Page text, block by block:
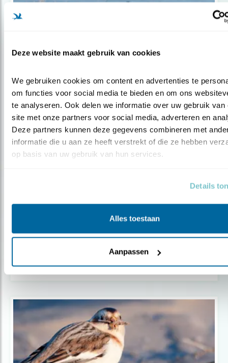
Deze website maakt gebruik van cookies
We gebruiken cookies om content en advertenties te
om functies voor social media te bieden en om ons
te analyseren. Ook delen we informatie over uw gebruik van
site met onze partners voor social media, adverteren en
Deze partners kunnen deze gegevens combineren met
informatie die u aan ze heeft verstrekt of die ze hebben
op basis van uw gebruik van hun services.
Details
Alles toestaan
Aanpassen
Tip
Nu te zien: de toendrarietgans